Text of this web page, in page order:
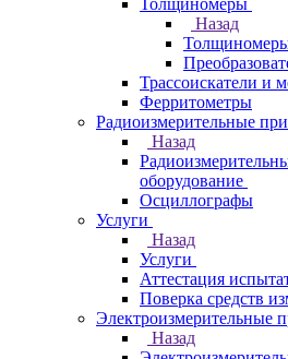
Толщиномеры
Назад
Трассоискатели и
Ферритометры
Радиоизмерительные
Назад
оборудование
Осциллографы
Услуги
Назад
Услуги
Аттестация
Поверка средств
Электроизмерительные
Назад